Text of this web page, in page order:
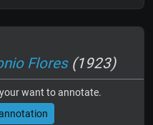
Flores(1923)
want to annotate.